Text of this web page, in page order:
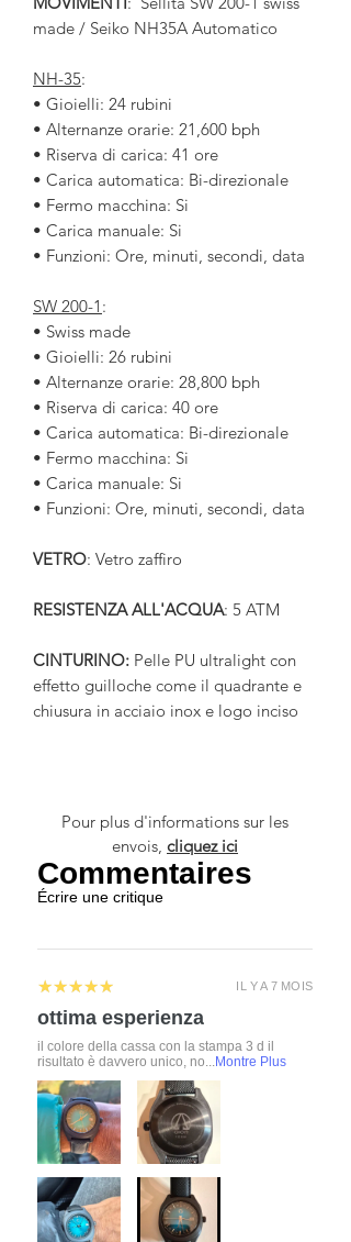
made / Seiko NH35A Automatico
NH-35:
• Gioielli: 24 rubini
• Alternanze orarie: 21,600 bph
• Riserva di carica: 41 ore
• Carica automatica: Bi-direzionale
• Fermo macchina: Si
• Carica manuale: Si
• Funzioni: Ore, minuti, secondi, data
SW 200-1 :
• Swiss made
• Gioielli: 26 rubini
• Alternanze orarie: 28,800 bph
• Riserva di carica: 40 ore
• Carica automatica: Bi-direzionale
• Fermo macchina: Si
• Carica manuale: Si
• Funzioni: Ore, minuti, secondi, data
VETRO: Vetro zaffiro
RESISTENZA ALL'ACQUA: 5 ATM
CINTURINO: Pelle PU ultralight con
effetto guilloche come il quadrante e
chiusura in acciaio inox e logo inciso
Pour plus d'informations sur les
envois, cliquez ici
Commentaires
Écrire une critique
IL Y A 7 MOIS
5
★★★★★
ottima esperienza
il colore della cassa con la stampa 3 d il
risultato è davvero unico, no...Montre Plus